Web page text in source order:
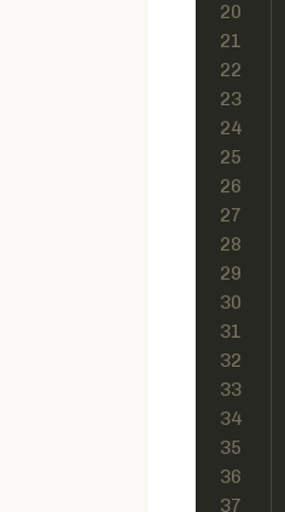
20
21
22
23
24
25
26
27
28
29
30
31
32
33
34
35
36
37